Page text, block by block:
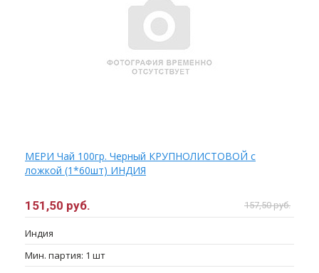
МЕРИ Чай 100гр. Черный КРУПНОЛИСТОВОЙ с
ложкой (1*60шт) ИНДИЯ
151,50 руб. 157,50 руб.
Индия
Мин. партия: 1 шт